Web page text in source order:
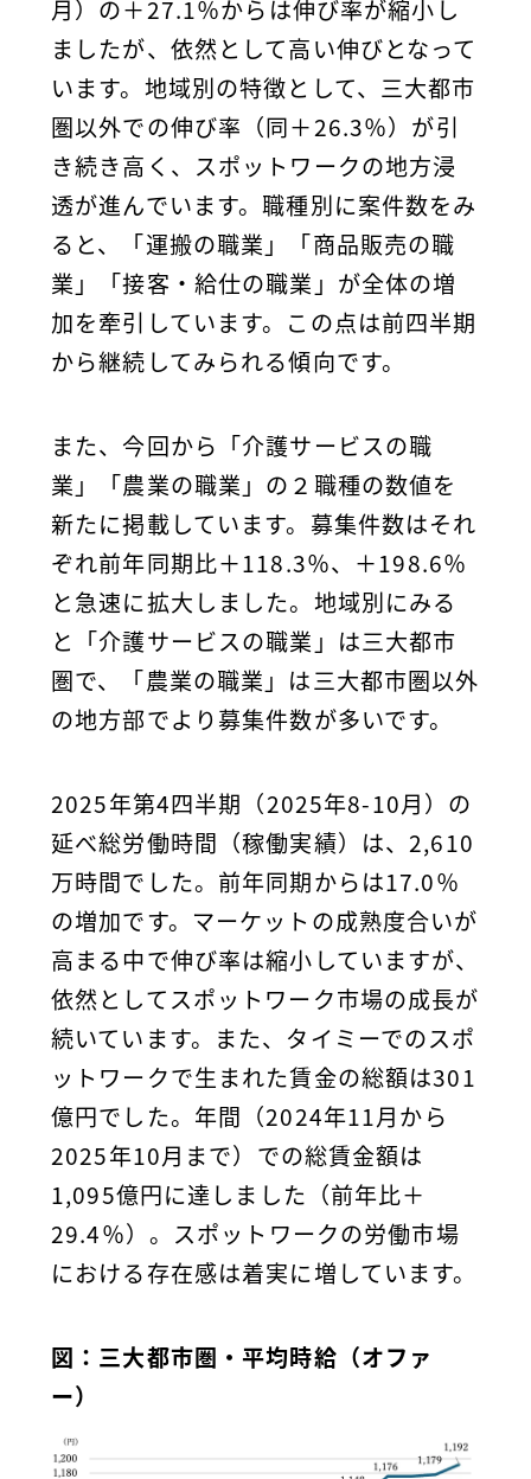
月）の＋27.1％からは伸び率が縮小し
ましたが、依然として高い伸びとなって
います。地域別の特徴として、三大都市
圏以外での伸び率（同＋26.3％）が引
き続き高く、スポットワークの地方浸
透が進んでいます。職種別に案件数をみ
ると、「運搬の職業」「商品販売の職
業」「接客・給仕の職業」が全体の増
加を牽引しています。この点は前四半期
から継続してみられる傾向です。
また、今回から「介護サービスの職
業」「農業の職業」の２職種の数値を
新たに掲載しています。募集件数はそれ
ぞれ前年同期比＋118.3％、＋198.6％
と急速に拡大しました。地域別にみる
と「介護サービスの職業」は三大都市
圏で、「農業の職業」は三大都市圏以外
の地方部でより募集件数が多いです。
2025年第4四半期（2025年8-10月）の
延べ総労働時間（稼働実績）は、2,610
万時間でした。前年同期からは17.0％
の増加です。マーケットの成熟度合いが
高まる中で伸び率は縮小していますが、
依然としてスポットワーク市場の成長が
続いています。また、タイミーでのスポ
ットワークで生まれた賃金の総額は301
億円でした。年間（2024年11月から
2025年10月まで）での総賃金額は
1,095億円に達しました（前年比＋
29.4％）。スポットワークの労働市場
における存在感は着実に増しています。
図：三大都市圏・平均時給（オファ
ー）